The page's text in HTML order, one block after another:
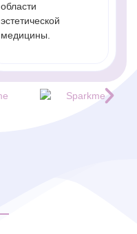
области
эстетической
медицины.